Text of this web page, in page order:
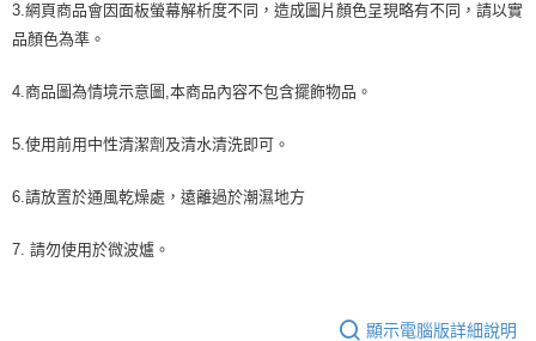
3.網頁商品會因面板螢幕解析度不同，造成圖片顏色呈現略有不同，請以實
品顏色為準。
4.商品圖為情境示意圖,本商品內容不包含擺飾物品。
5.使用前用中性清潔劑及清水清洗即可。
6.請放置於通風乾燥處，遠離過於潮濕地方
7. 請勿使用於微波爐。
顯示電腦版詳細說明